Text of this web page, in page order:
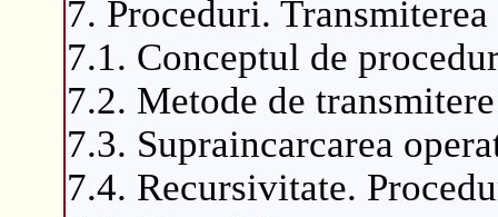
7. Proceduri.
7.1. Conceptul de
7.2. Metode de
7.3. Supraincarcarea
7.4. Recursivitate.